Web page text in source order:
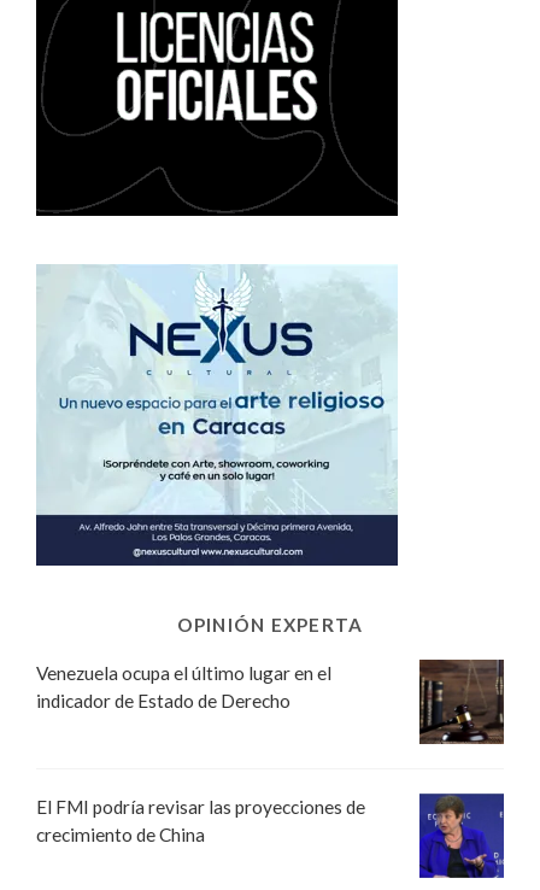
OPINIÓN EXPERTA
Venezuela ocupa el último lugar en el
indicador de Estado de Derecho
El FMI podría revisar las proyecciones de
crecimiento de China